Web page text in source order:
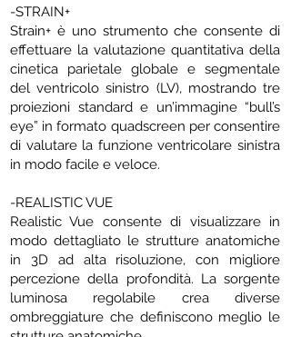
-STRAIN+
Strain+ è uno strumento che consente di
effettuare la valutazione quantitativa della
cinetica parietale globale e segmentale
del ventricolo sinistro (LV), mostrando tre
proiezioni standard e un’immagine “bull’s
eye” in formato quadscreen per consentire
di valutare la funzione ventricolare sinistra
in modo facile e veloce.
-REALISTIC VUE
Realistic Vue consente di visualizzare in
modo dettagliato le strutture anatomiche
in 3D ad alta risoluzione, con migliore
percezione della profondità. La sorgente
luminosa regolabile crea diverse
ombreggiature che definiscono meglio le